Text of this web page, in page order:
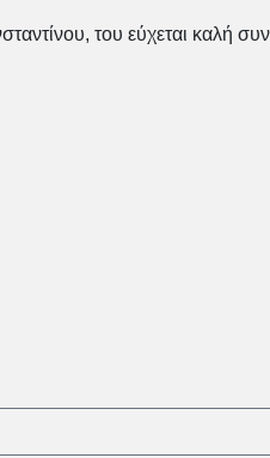
του εύχεται καλή